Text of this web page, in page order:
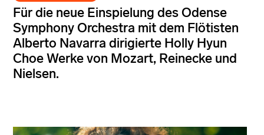
Für die neue Einspielung des Odense
Symphony Orchestra mit dem Flötisten
Alberto Navarra dirigierte Holly Hyun
Choe Werke von Mozart, Reinecke und
Nielsen.